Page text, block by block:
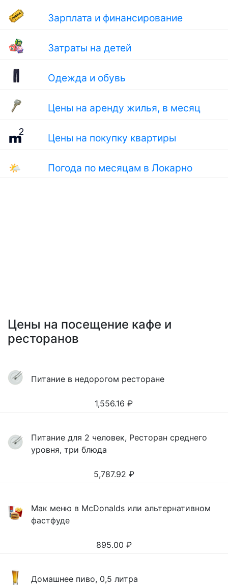
Зарплата и финансирование
Затраты на детей
Одежда и обувь
Цены на аренду жилья, в месяц
Цены на покупку квартиры
🌤 Погода по месяцам в Локарно
Цены на посещение кафе и
ресторанов
Питание в недорогом ресторане
1,556.16 ₽
Питание для 2 человек, Ресторан среднего
уровня, три блюда
5,787.92 ₽
Мак меню в McDonalds или альтернативном
фастфуде
895.00 ₽
Домашнее пиво, 0,5 литра